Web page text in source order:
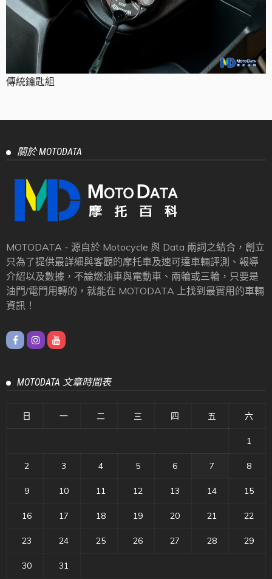
傳統鑰匙組
關於 MOTODATA
MOTODATA - 源自於 Motocycle 與 Data 兩詞之結合，創立
只為了提供最詳細與客觀的摩托車及速可達車輛評測、報導
介紹以及數據，不論燃油車與電動車、兩輪或三輪，只要是
油門/電門用轉的，就能在 MOTODATA 上找到最實用的車輛
資訊！
MOTODATA 文章時間表
日 一 二 三 四 五 六
1
2 3 4 5 6 7 8
9 10 11 12 13 14 15
16 17 18 19 20 21 22
23 24 25 26 27 28 29
30 31